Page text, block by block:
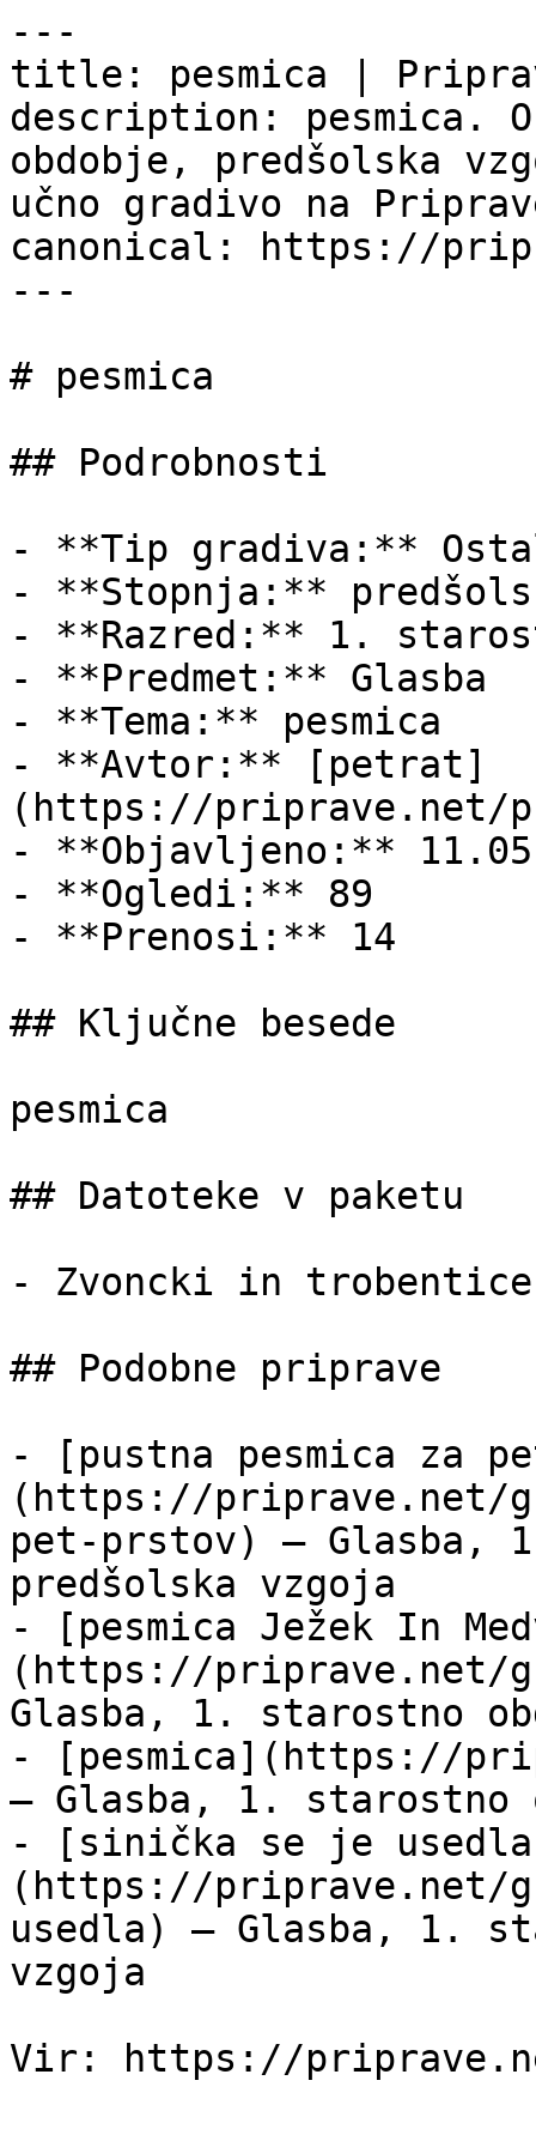
---
title: pesmica |
description: pesmica.
obdobje, predšolska
učno gradivo na
canonical: https://
---
# pesmica
## Podrobnosti
- **Tip gradiva:**
- **Stopnja:**
- **Razred:** 1.
- **Predmet:** Glasba
- **Tema:** pesmica
- **Avtor:** [petrat]
(https://
- **Objavljeno:**
- **Ogledi:** 89
- **Prenosi:** 14
## Ključne besede
pesmica
## Datoteke v paketu
- Zvoncki in
## Podobne priprave
- [pustna pesmica za
(https://priprave.net/
pet-prstov) — Glasba,
predšolska vzgoja
- [pesmica Ježek In
(https://priprave.net/
Glasba, 1. starostno
- [pesmica](https://
— Glasba, 1. starostno
- [sinička se je
(https://priprave.net/
usedla) — Glasba, 1.
vzgoja